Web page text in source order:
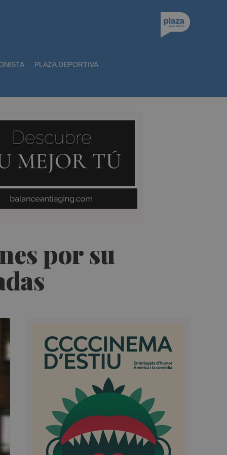
PLAZA DEPORTIVA
por su